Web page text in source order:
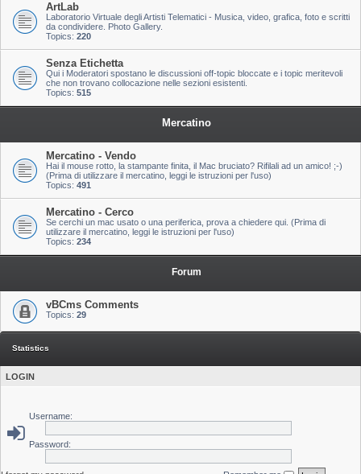
ArtLab
Laboratorio Virtuale degli Artisti Telematici - Musica, video, grafica, foto e scritti
da condividere. Photo Gallery.
Topics: 220
Senza Etichetta
Qui i Moderatori spostano le discussioni off-topic bloccate e i topic meritevoli
che non trovano collocazione nelle sezioni esistenti.
Topics: 515
Mercatino
Mercatino - Vendo
Hai il mouse rotto, la stampante finita, il Mac bruciato? Rifilali ad un amico! ;-)
(Prima di utilizzare il mercatino, leggi le istruzioni per l'uso)
Topics: 491
Mercatino - Cerco
Se cerchi un mac usato o una periferica, prova a chiedere qui. (Prima di
utilizzare il mercatino, leggi le istruzioni per l'uso)
Topics: 234
Forum
vBCms Comments
Topics: 29
Statistics
LOGIN
Username:
Password: